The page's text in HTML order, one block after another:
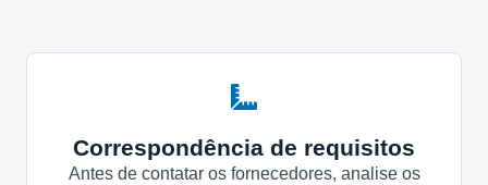
Correspondência de requisitos
Antes de contatar os fornecedores, analise os